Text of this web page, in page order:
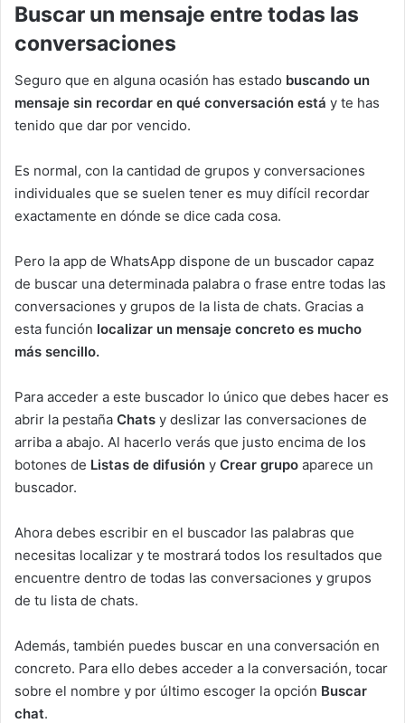
Buscar un mensaje entre todas las
conversaciones
Seguro que en alguna ocasión has estado buscando un
mensaje sin recordar en qué conversación está y te has
tenido que dar por vencido.
Es normal, con la cantidad de grupos y conversaciones
individuales que se suelen tener es muy difícil recordar
exactamente en dónde se dice cada cosa.
Pero la app de WhatsApp dispone de un buscador capaz
de buscar una determinada palabra o frase entre todas las
conversaciones y grupos de la lista de chats. Gracias a
esta función localizar un mensaje concreto es mucho
más sencillo.
Para acceder a este buscador lo único que debes hacer es
abrir la pestaña Chats y deslizar las conversaciones de
arriba a abajo. Al hacerlo verás que justo encima de los
botones de Listas de difusión y Crear grupo aparece un
buscador.
Ahora debes escribir en el buscador las palabras que
necesitas localizar y te mostrará todos los resultados que
encuentre dentro de todas las conversaciones y grupos
de tu lista de chats.
Además, también puedes buscar en una conversación en
concreto. Para ello debes acceder a la conversación, tocar
sobre el nombre y por último escoger la opción Buscar
chat.